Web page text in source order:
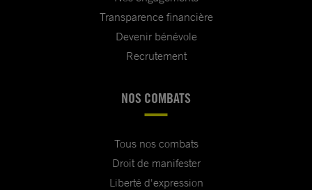
Transparence financière
Devenir bénévole
Recrutement
NOS COMBATS
Tous nos combats
Droit de manifester
Liberté d'expression